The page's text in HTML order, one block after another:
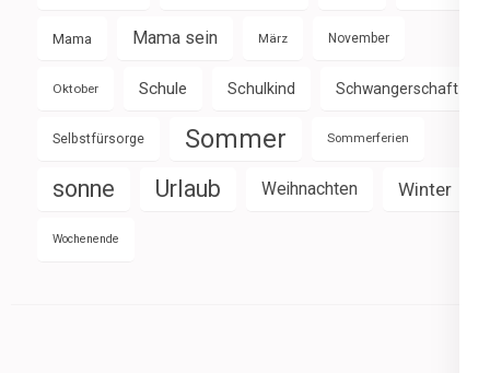
Mama Mama sein März November
Oktober Schule Schulkind Schwangerschaft
Selbstfürsorge Sommer Sommerferien
sonne Urlaub Weihnachten Winter
Wochenende